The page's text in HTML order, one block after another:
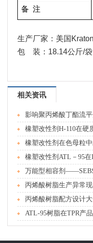
备 注
生产厂家：美国
包 装：18.14公斤/袋
相关资讯
橡塑改性剂H-110在硬
橡塑改性剂在色母粒
橡塑改性剂ATL－95在
万能型相容剂――SEBS
丙烯酸树脂配方设计
ATL-95树脂在TPR产品